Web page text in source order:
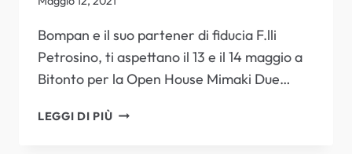
Bompan e il suo partener di fiducia F.lli
Petrosino, ti aspettano il 13 e il 14 maggio a
Bitonto per la Open House Mimaki Due…
LEGGI DI PIÙOPEN